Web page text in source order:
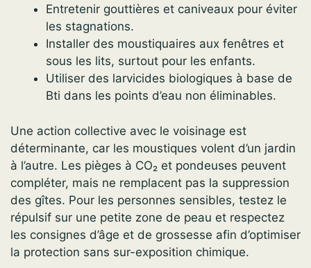
Entretenir gouttières et caniveaux pour éviter
les stagnations.
Installer des moustiquaires aux fenêtres et
sous les lits, surtout pour les enfants.
Utiliser des larvicides biologiques à base de
Bti dans les points d’eau non éliminables.
Une action collective avec le voisinage est
déterminante, car les moustiques volent d’un jardin
à l’autre. Les pièges à CO₂ et pondeuses peuvent
compléter, mais ne remplacent pas la suppression
des gîtes. Pour les personnes sensibles, testez le
répulsif sur une petite zone de peau et respectez
les consignes d’âge et de grossesse afin d’optimiser
la protection sans sur-exposition chimique.